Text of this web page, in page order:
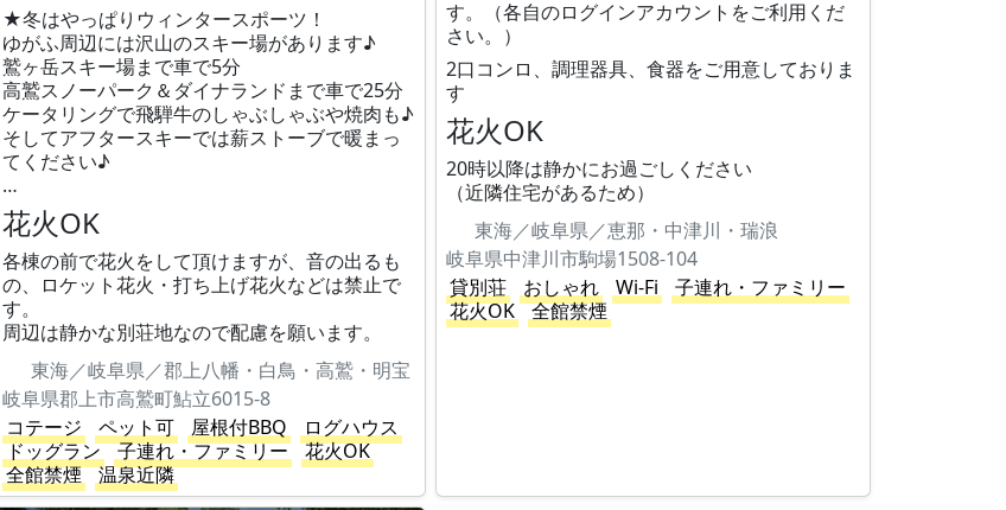
★冬はやっぱりウィンタースポーツ！
ゆがふ周辺には沢山のスキー場があります♪
鷲ヶ岳スキー場まで車で5分
高鷲スノーパーク＆ダイナランドまで車で25分
ケータリングで飛騨牛のしゃぶしゃぶや焼肉も♪
そしてアフタースキーでは薪ストーブで暖まっ
てください♪
…
花火OK
各棟の前で花火をして頂けますが、音の出るも
の、ロケット花火・打ち上げ花火などは禁止で
す。
周辺は静かな別荘地なので配慮を願います。
東海／岐阜県／郡上八幡・白鳥・高鷲・明宝
岐阜県郡上市高鷲町鮎立6015-8
コテージ
ペット可 屋根付BBQ
ログハウス
ドッグラン
子連れ・ファミリー
花火OK
全館禁煙
温泉近隣
す。（各自のログインアカウントをご利用くだ
さい。）
2口コンロ、調理器具、食器をご用意しておりま
す
花火OK
20時以降は静かにお過ごしください
（近隣住宅があるため）
東海／岐阜県／恵那・中津川・瑞浪
岐阜県中津川市駒場1508-104
貸別荘
おしゃれ Wi-Fi
子連れ・ファミリー
花火OK
全館禁煙